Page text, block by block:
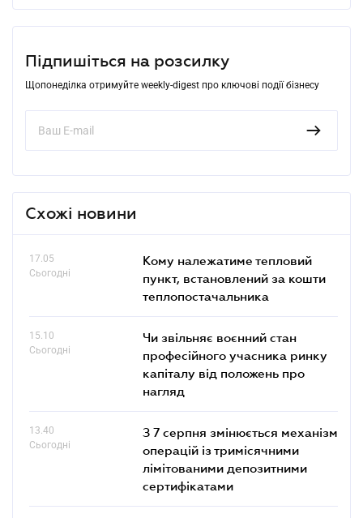
Підпишіться на розсилку
Щопонеділка отримуйте weekly-digest про ключові події бізнесу
Схожі новини
17.05
Сьогодні
Кому належатиме тепловий
пункт, встановлений за кошти
теплопостачальника
15.10
Сьогодні
Чи звільняє воєнний стан
професійного учасника ринку
капіталу від положень про
нагляд
13.40
Сьогодні
З 7 серпня змінюється механізм
операцій із тримісячними
лімітованими депозитними
сертифікатами